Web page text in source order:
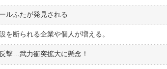
ルふたが発見される
断られる企業や個人が増える。
撃…武力衝突拡大に懸念！